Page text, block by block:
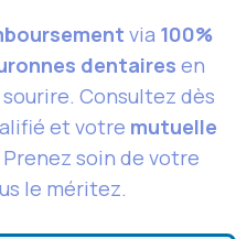
via 100%
dentaires en
Consultez dès
et votre mutuelle
soin de votre
le méritez.